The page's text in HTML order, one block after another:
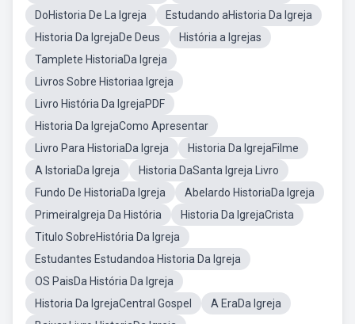
DoHistoria De La Igreja
Estudando aHistoria Da Igreja
Historia Da IgrejaDe Deus
História a Igrejas
Tamplete HistoriaDa Igreja
Livros Sobre Historiaa Igreja
Livro História Da IgrejaPDF
Historia Da IgrejaComo Apresentar
Livro Para HistoriaDa Igreja
Historia Da IgrejaFilme
A IstoriaDa Igreja
Historia DaSanta Igreja Livro
Fundo De HistoriaDa Igreja
Abelardo HistoriaDa Igreja
PrimeiraIgreja Da História
Historia Da IgrejaCrista
Titulo SobreHistória Da Igreja
Estudantes Estudandoa Historia Da Igreja
OS PaisDa História Da Igreja
Historia Da IgrejaCentral Gospel
A EraDa Igreja